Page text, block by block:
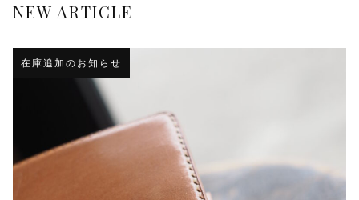
NEW ARTICLE
在庫追加のお知らせ